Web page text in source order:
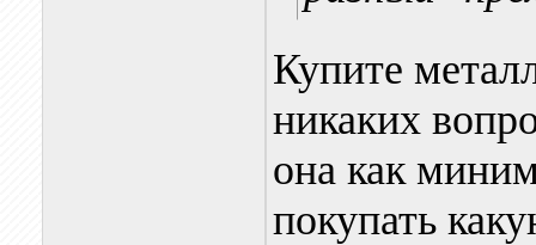
Купите
никаких
она как
покупать